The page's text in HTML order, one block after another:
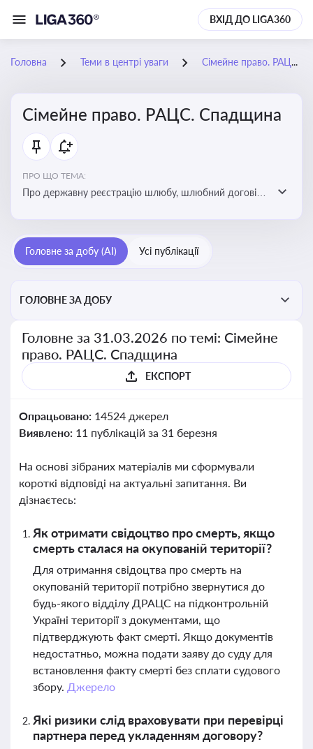
ВХІД ДО LIGA360
Головна Теми в центрі уваги Сімейне право. РАЦС. Спадщина
Сімейне право. РАЦС. Спадщина
ПРО ЩО ТЕМА:
Про державну реєстрацію шлюбу, шлюбний договір,
прийомну сім’ю, визнання недієздатності,
позбавлення батьківських прав, виховання дитини,
Головне за добу (AI) Усі публікації
ГОЛОВНЕ ЗА ДОБУ
Головне за 31.03.2026 по темі: Сімейне
право. РАЦС. Спадщина
ЕКСПОРТ
Опрацьовано: 14524 джерел
Виявлено: 11 публікацій за 31 березня
На основі зібраних матеріалів ми сформували
короткі відповіді на актуальні запитання. Ви
дізнаєтесь:
Як отримати свідоцтво про смерть, якщо
смерть сталася на окупованій території?
Для отримання свідоцтва про смерть на
окупованій території потрібно звернутися до
будь-якого відділу ДРАЦС на підконтрольній
Україні території з документами, що
підтверджують факт смерті. Якщо документів
недостатньо, можна подати заяву до суду для
встановлення факту смерті без сплати судового
збору. Джерело
Які ризики слід враховувати при перевірці
партнера перед укладенням договору?